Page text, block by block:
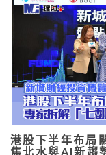
港股下半年布局
焦北水與AI新趨